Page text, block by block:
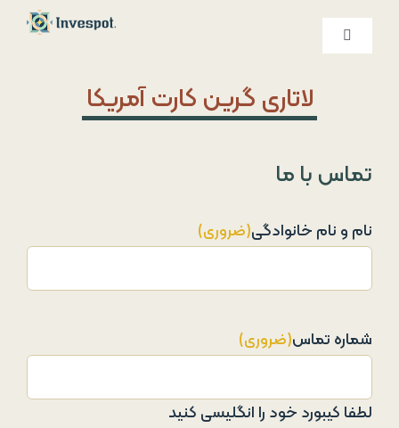
Skip
کنترلر
لاتاری گرین کارت آمریکا
تماس با ما
نام و نام خانوادگی(ضروری)
شماره تماس(ضروری)
لطفا کیبورد خود را انگلیسی کنید